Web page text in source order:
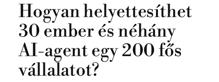
Hogyan helyettesíthet
30 ember és néhány
AI-agent egy 200 fős
vállalatot?